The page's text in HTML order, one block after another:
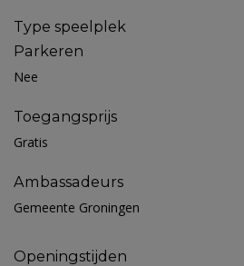
Type speelplek
Parkeren
Nee
Toegangsprijs
Gratis
Ambassadeurs
Gemeente Groningen
Openingstijden